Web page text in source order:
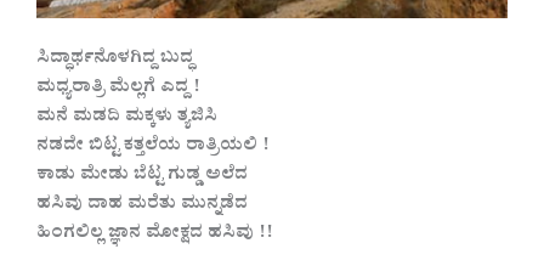
ಸಿದ್ಧಾರ್ಥನೊಳಗಿದ್ದ ಬುದ್ಧ
ಮಧ್ಯರಾತ್ರಿ ಮೆಲ್ಲಗೆ ಎದ್ದ !
ಮನೆ ಮಡದಿ ಮಕ್ಕಳು ತ್ಯಜಿಸಿ
ನಡದೇ ಬಿಟ್ಟ ಕತ್ತಲೆಯ ರಾತ್ರಿಯಲಿ !
ಕಾಡು ಮೇಡು ಬೆಟ್ಟ ಗುಡ್ಡ ಅಲೆದ
ಹಸಿವು ದಾಹ ಮರೆತು ಮುನ್ನಡೆದ
ಹಿಂಗಲಿಲ್ಲ ಜ್ಞಾನ ಮೋಕ್ಷದ ಹಸಿವು !!